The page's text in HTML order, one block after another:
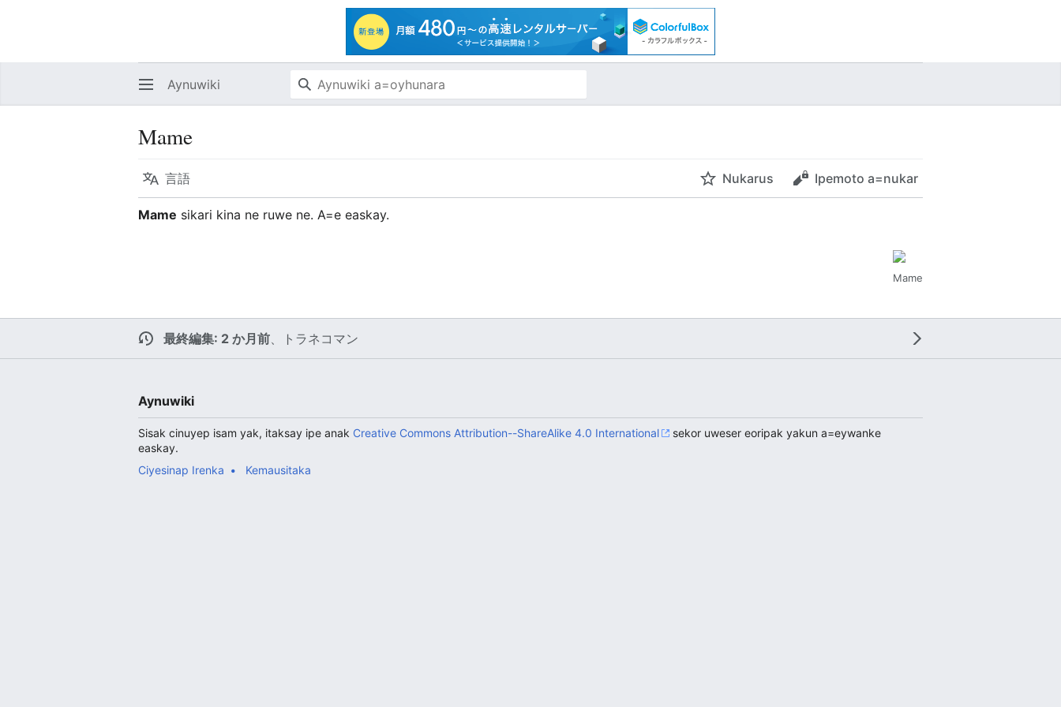
Aynuwiki
Mame
言語 Nukarus Ipemoto a=nukar
Mame sikari kina ne ruwe ne. A=e easkay.
Mame
最終編集: 2 か月前、 トラネコマン
Aynuwiki
Sisak cinuyep isam yak, itaksay ipe anak Creative Commons Attribution--ShareAlike 4.0 International
sekor uweser eoripak yakun a=eywanke
easkay.
Ciyesinap Irenka
Kemausitaka